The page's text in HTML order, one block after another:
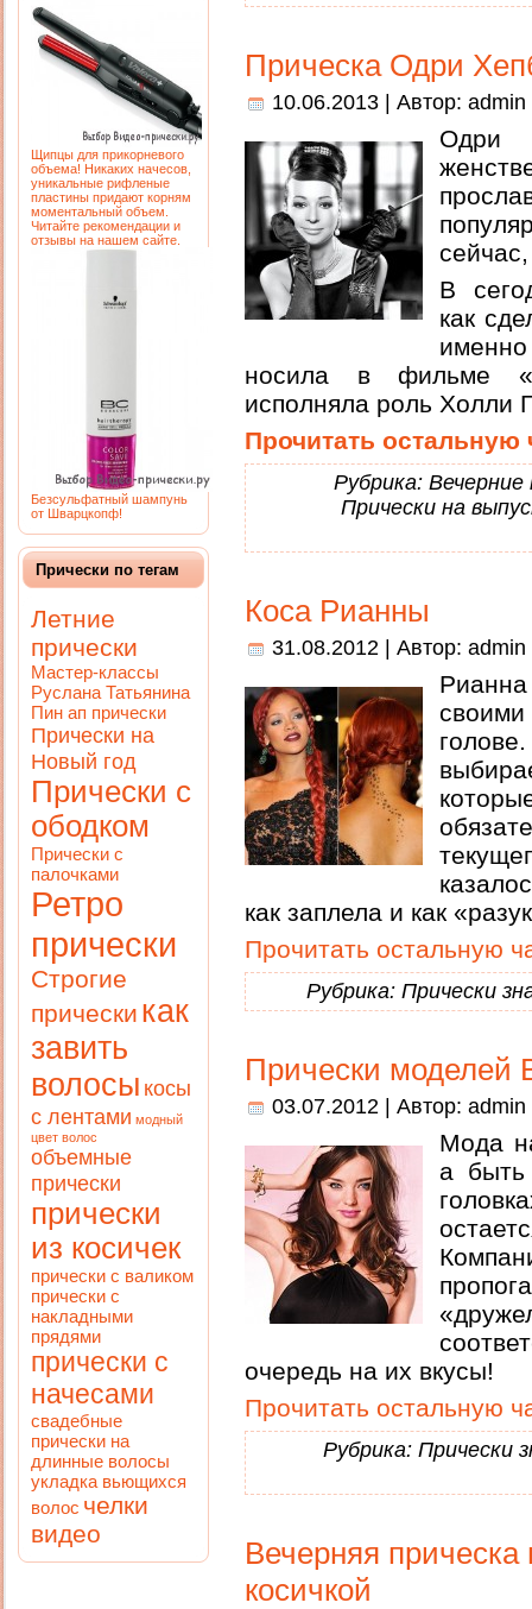
Щипцы для прикорневого
объема! Никаких начесов,
уникальные рифленые
пластины придают корням
моментальный объем.
Читайте рекомендации и
отзывы на нашем сайте.
Безсульфатный шампунь
от Шварцкопф!
Прически по тегам
Летние
прически
Мастер-классы
Руслана Татьянина
Пин ап прически
Прически на
Новый год
Прически с
ободком
Прически с
палочками
Ретро
прически
Строгие
прически как
завить
волосы косы
с лентами модный
цвет волос
объемные
прически
прически
из косичек
прически с валиком
прически с
накладными
прядями
прически с
начесами
свадебные
прически на
длинные волосы
укладка вьющихся
волос челки
видео
Прическа Одри
10.06.2013 | Автор: admin
Одри
В
как
носила в фильме
исполняла роль Холли
Прочитать остальную
Рубрика: Вечерние
Прически на
Коса Рианны
31.08.2012 | Автор: admin
как заплела и как
Прочитать остальную
Рубрика: Прически
Прически моделей
03.07.2012 | Автор: admin
Мода
а
очередь на их вкусы!
Прочитать остальную
Рубрика: Прически
Вечерняя
косичкой